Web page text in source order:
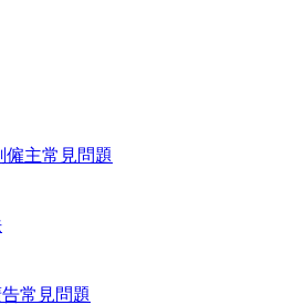
僱主常見問題
常見問題